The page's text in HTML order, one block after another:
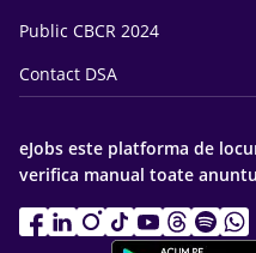
Public CBCR 2024
Contact DSA
eJobs este platforma de
verifica manual toate